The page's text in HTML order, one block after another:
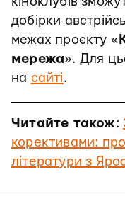
добірки
межах проєкту «
мережа». Для
на сайті.
Читайте також:
корективами: про
літератури з